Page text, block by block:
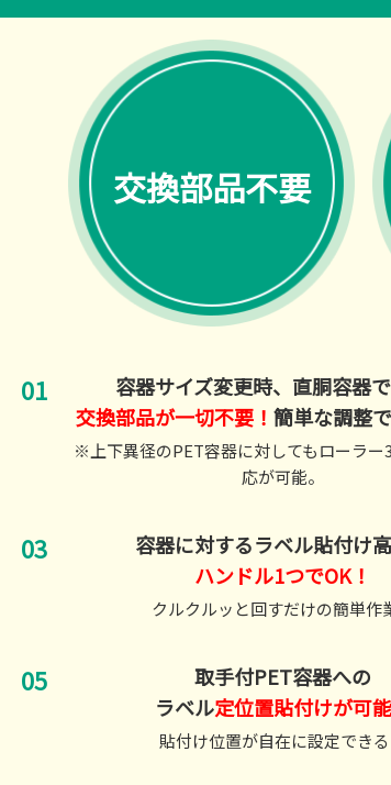
交換部品不要
容器サイズ変更時、直胴容器
交換部品が一切不要！ 簡単な調整
※上下異径のPET容器に対してもローラー
応が可能。
容器に対するラベル貼付け
ハンドル1つでOK！
クルクルッと回すだけの簡単作
取手付PET容器への
ラベル定位置貼付けが可能
貼付け位置が自在に設定できる